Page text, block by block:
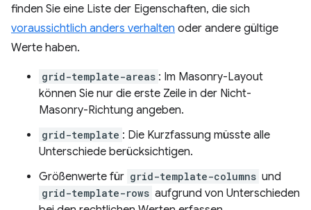
finden Sie eine Liste der Eigenschaften, die sich
voraussichtlich anders verhalten oder andere gültige
Werte haben.
grid-template-areas : Im Masonry-Layout
können Sie nur die erste Zeile in der Nicht-
Masonry-Richtung angeben.
grid-template : Die Kurzfassung müsste alle
Unterschiede berücksichtigen.
Größenwerte für grid-template-columns und
grid-template-rows aufgrund von Unterschieden